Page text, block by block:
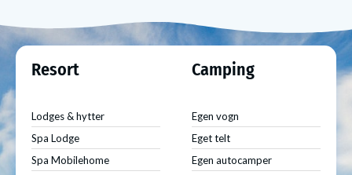
Resort
Lodges & hytter
Spa Lodge
Spa Mobilehome
Camping
Egen vogn
Eget telt
Egen autocamper